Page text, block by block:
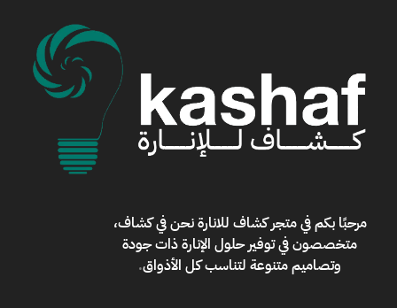
مرحبًا بكم فيمتجر كشاف للانارةنحن في كشاف،
متخصصون في توفير حلول الإنارة ذات جودة
وتصاميم متنوعة لتناسب كل الأذواق.